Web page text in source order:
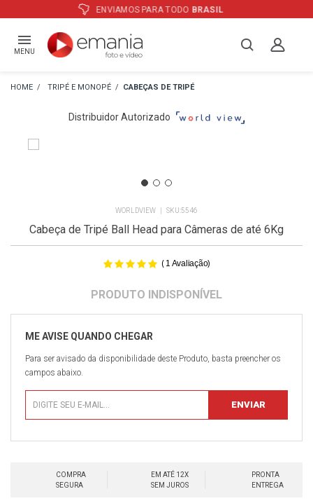
ATÉ12XE PREÇO ESPECIALNO BOLETO
MENU
TRIPÉ E MONOPÉ CABEÇAS DE TRIPÉ
Distribuidor Autorizado
WORLDVIEW 5546
Cabeça de Tripé Ball Head para Câmeras de até 6Kg
( 1 Avaliação)
Para ser avisado da disponibilidade deste Produto, basta preencher os
campos abaixo.
COMPRA
SEGURA
EM ATÉ 12X
SEM JUROS
PRONTA
ENTREGA